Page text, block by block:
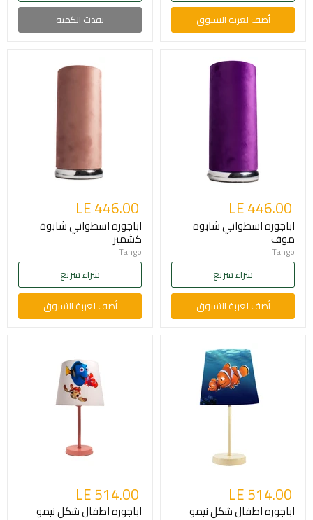
أضف لعربة التسوق
نفذت الكمية
LE 446.00
اباجوره اسطواني شابوه
موف
Tango
شراء سريع
أضف لعربة التسوق
LE 446.00
اباجوره اسطواني شابوة
كشمير
Tango
شراء سريع
أضف لعربة التسوق
LE 514.00
اباجوره اطفال شكل نيمو
LE 514.00
اباجوره اطفال شكل نيمو